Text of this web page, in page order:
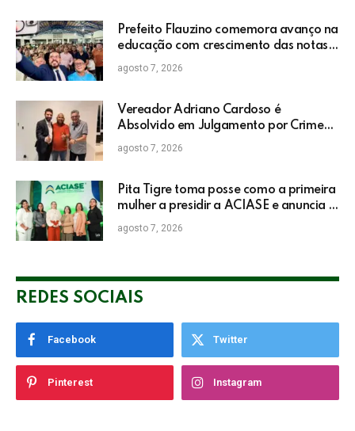
Prefeito Flauzino comemora avanço na
educação com crescimento das notas
do IDEB da rede pública de Itabela
agosto 7, 2026
Vereador Adriano Cardoso é
Absolvido em Julgamento por Crime
Eleitoral no TRE
agosto 7, 2026
Pita Tigre toma posse como a primeira
mulher a presidir a ACIASE e anuncia a
retomada do Prêmio Destaque
Empresarial
agosto 7, 2026
REDES SOCIAIS
Facebook Twitter
Pinterest Instagram